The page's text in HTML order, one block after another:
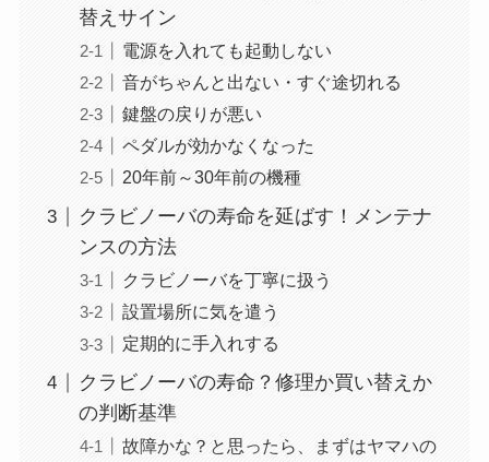
替えサイン
電源を入れても起動しない
音がちゃんと出ない・すぐ途切れる
鍵盤の戻りが悪い
ペダルが効かなくなった
20年前～30年前の機種
クラビノーバの寿命を延ばす！メンテナ
ンスの方法
クラビノーバを丁寧に扱う
設置場所に気を遣う
定期的に手入れする
クラビノーバの寿命？修理か買い替えか
の判断基準
故障かな？と思ったら、まずはヤマハの